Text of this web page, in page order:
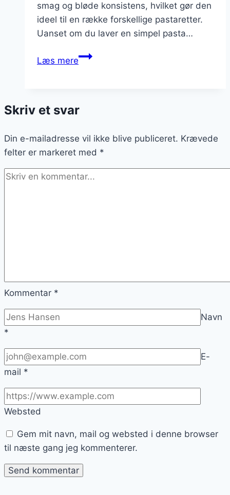
smag og bløde konsistens, hvilket gør den
ideel til en række forskellige pastaretter.
Uanset om du laver en simpel pasta…
Læs merePastaretter
fyldige
til
alle
gæster
Skriv et svar
Din e-mailadresse vil ikke blive publiceret. Krævede
felter er markeret med *
Kommentar *
Navn
*
E-
mail *
Websted
Gem mit navn, mail og websted i denne browser
til næste gang jeg kommenterer.